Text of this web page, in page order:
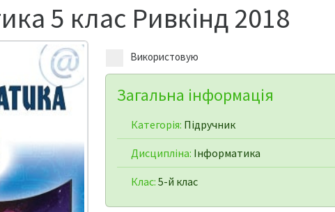
5 клас Ривкінд 2018
Використовую
Загальна інформація
Категорія: Підручник
Дисципліна: Інформатика
Клас: 5-й клас